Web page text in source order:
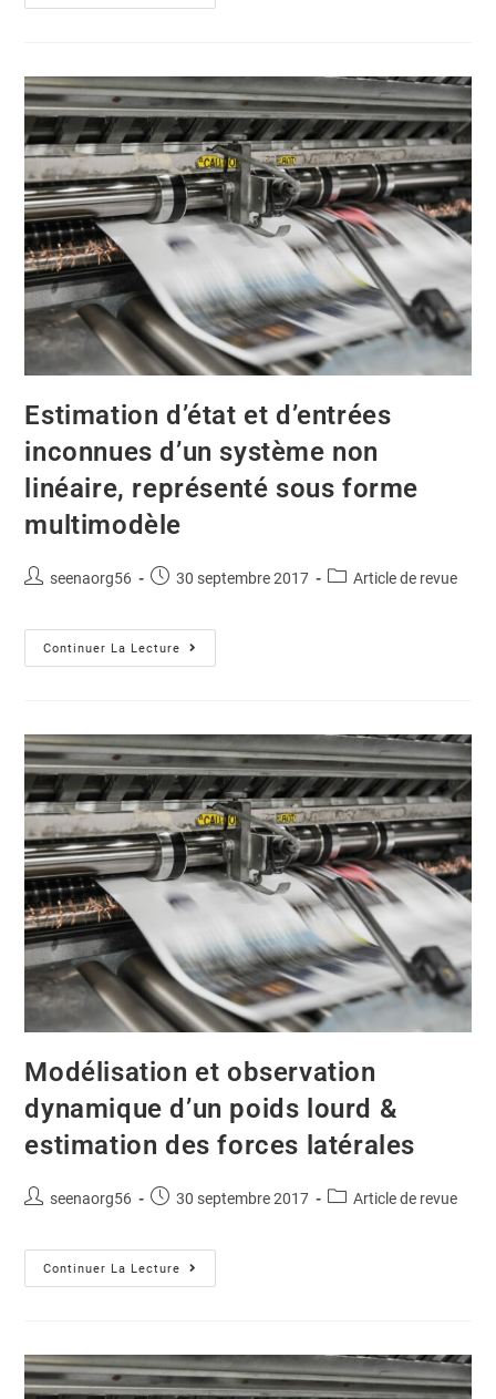
Estimation d’état et d’entrées
inconnues d’un système non
linéaire, représenté sous forme
multimodèle
seenaorg56 30 septembre 2017 Article de revue
Continuer La Lecture
Modélisation et observation
dynamique d’un poids lourd &
estimation des forces latérales
seenaorg56 30 septembre 2017 Article de revue
Continuer La Lecture